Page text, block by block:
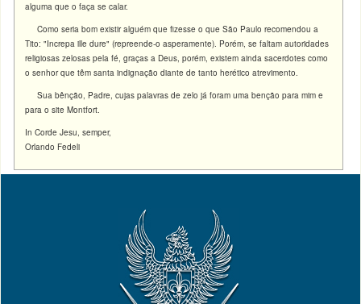
alguma que o faça se calar.
Como seria bom existir alguém que fizesse o que São Paulo recomendou a
Tito: "Increpa ille dure" (repreende-o asperamente). Porém, se faltam autoridades
religiosas zelosas pela fé, graças a Deus, porém, existem ainda sacerdotes como
o senhor que têm santa indignação diante de tanto herético atrevimento.
Sua bênção, Padre, cujas palavras de zelo já foram uma benção para mim e
para o site Montfort.
In Corde Jesu, semper,
Orlando Fedeli